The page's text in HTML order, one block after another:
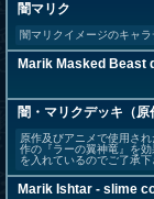
闇マリク
闇マリクイメージのキャ
Marik Masked Beast
闇・マリクデッキ（原
原作及びアニメで使用さ
作の『ラーの翼神竜』を
を入れているのでご了承下
Marik Ishtar - slime